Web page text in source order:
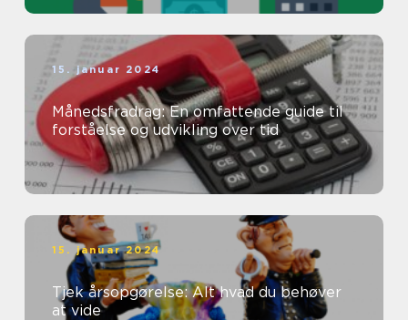
15. januar 2024
Månedsfradrag: En omfattende guide til
forståelse og udvikling over tid
15. januar 2024
Tjek årsopgørelse: Alt hvad du behøver
at vide